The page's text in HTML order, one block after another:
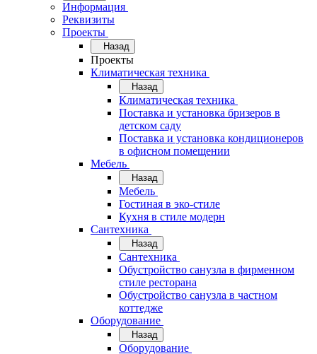
Информация
Реквизиты
Проекты
Назад
Проекты
Климатическая техника
Назад
Климатическая техника
Поставка и установка бризеров в
детском саду
Поставка и установка кондиционеров
в офисном помещении
Мебель
Назад
Мебель
Гостиная в эко-стиле
Кухня в стиле модерн
Сантехника
Назад
Сантехника
Обустройство санузла в фирменном
стиле ресторана
Обустройство санузла в частном
коттедже
Оборудование
Назад
Оборудование